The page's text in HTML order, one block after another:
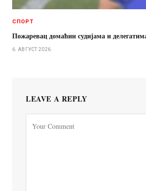
СПОРТ
Пожаревац домаћин судијама и
6. АВГУСТ 2026.
LEAVE A REPLY